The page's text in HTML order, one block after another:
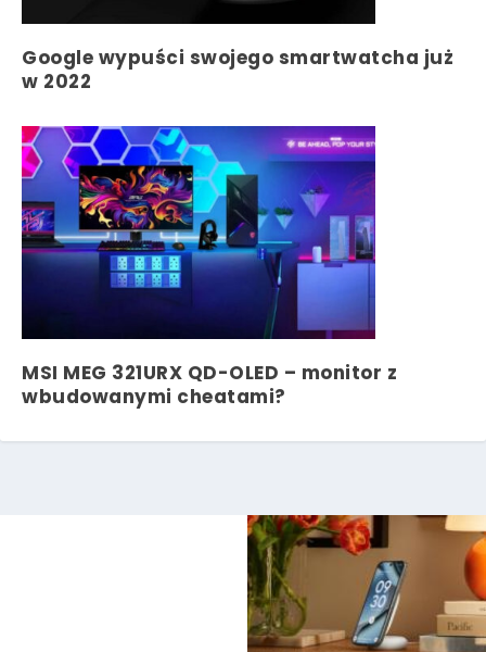
Google wypuści swojego smartwatcha już
w 2022
MSI MEG 321URX QD-OLED – monitor z
wbudowanymi cheatami?